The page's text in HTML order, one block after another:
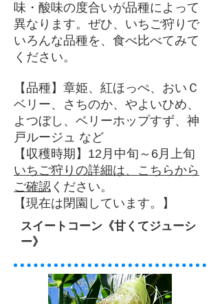
味・酸味の度合いが品種によって
異なります。ぜひ、いちご狩りで
いろんな品種を、食べ比べてみて
ください。
【品種】章姫、紅ほっぺ、おいＣ
ベリー、さちのか、やよいひめ、
よつぼし、ベリーホップすず、神
戸ルージュ など
【収穫時期】12月中旬～6月上旬
いちご狩りの詳細は、こちらから
ご確認 ください。
【現在は閉園しています。】
スイートコーン《甘くてジューシ
ー》